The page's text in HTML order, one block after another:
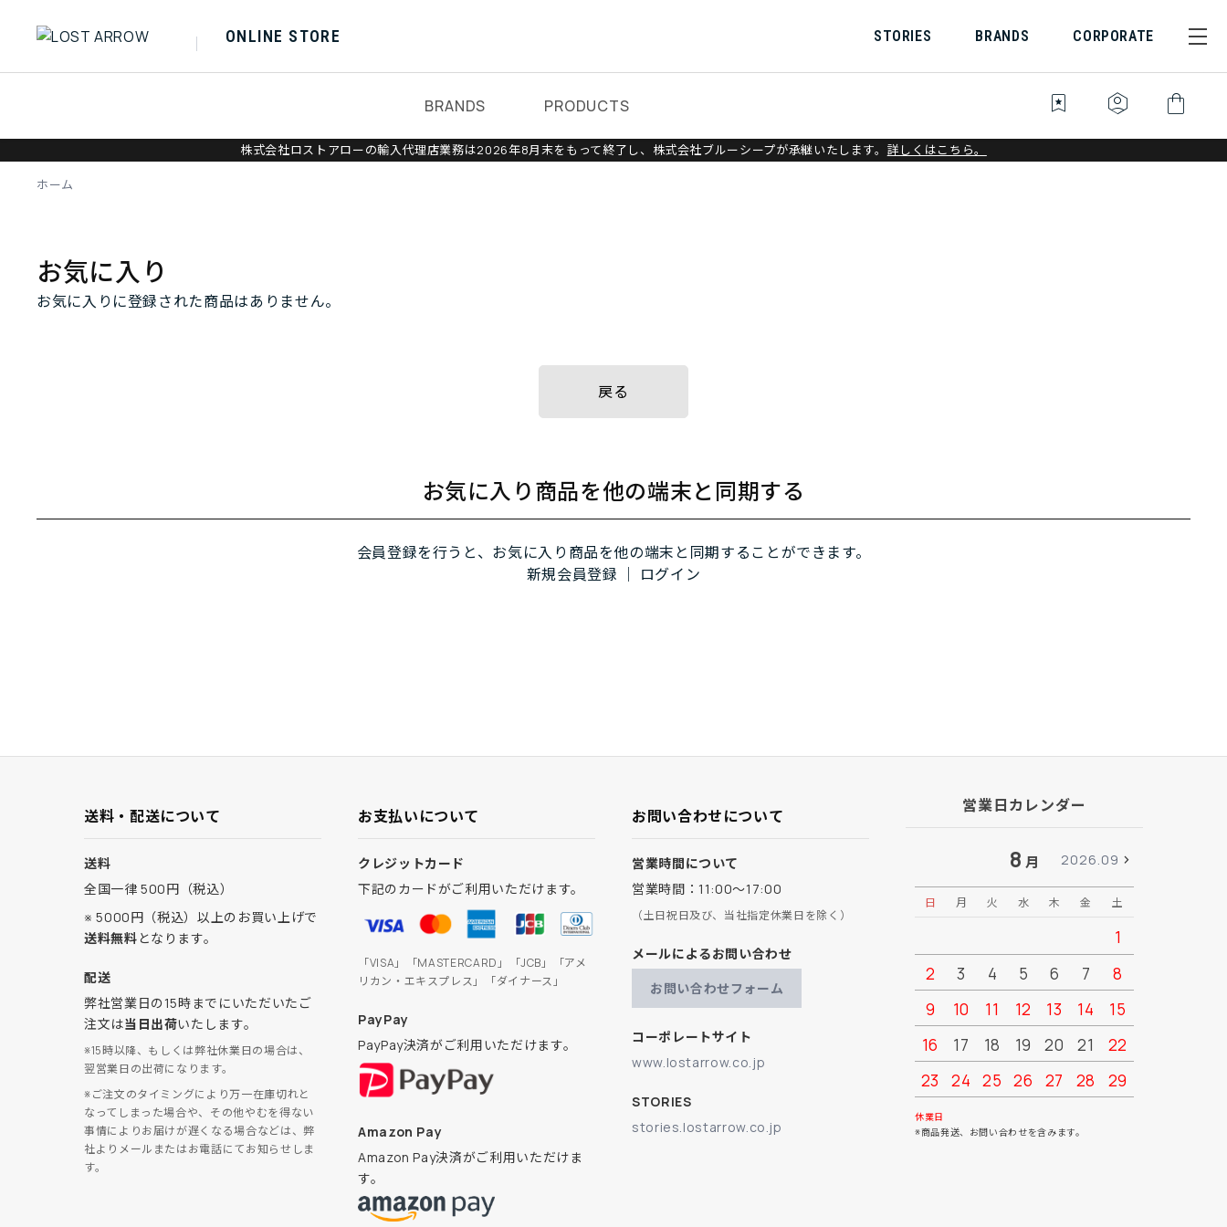
ONLINE STORE STORIES BRANDS CORPORATE
BRANDS PRODUCTS bookmark_star identity_platform shopping_bag
株式会社ロストアローの輸入代理店業務は2026年8月末をもって終了し、株式会社ブルーシープが承継いたします。 詳しくはこちら。
ホーム
お気に入り
お気に入りに登録された商品はありません。
戻る
お気に入り商品を他の端末と同期する
会員登録を行うと、お気に入り商品を他の端末と同期することができます。
新規会員登録
ログイン
送料・配送について
送料
全国一律 500円（税込）
※ 5000円（税込）以上のお買い上げで
送料無料となります。
配送
弊社営業日の15時までにいただいたご
注文は当日出荷いたします。
※15時以降、もしくは弊社休業日の場合は、
翌営業日の出荷になります。
※ご注文のタイミングにより万一在庫切れと
なってしまった場合や、その他やむを得ない
事情によりお届けが遅くなる場合などは、弊
社よりメールまたはお電話にてお知らせしま
す。
お支払いについて
クレジットカード
下記のカードがご利用いただけます。
「VISA」「MASTERCARD」「JCB」「アメ
リカン・エキスプレス」「ダイナース」
PayPay
PayPay決済がご利用いただけます。
Amazon Pay
Amazon Pay決済がご利用いただけま
す。
お問い合わせについて
営業時間について
営業時間：11:00～17:00
（土日祝日及び、当社指定休業日を除く）
メールによるお問い合わせ
お問い合わせフォーム
コーポレートサイト
www.lostarrow.co.jp
STORIES
stories.lostarrow.co.jp
営業日カレンダー
8 月 2026.09
日 月 火 水 木 金 土
1
2
3 4 5 6 7
8
9
10 11 12 13 14
15
16
17 18 19 20 21
22
23
24 25 26 27 28
29
30
休業日
※商品発送、お問い合わせを含みます。